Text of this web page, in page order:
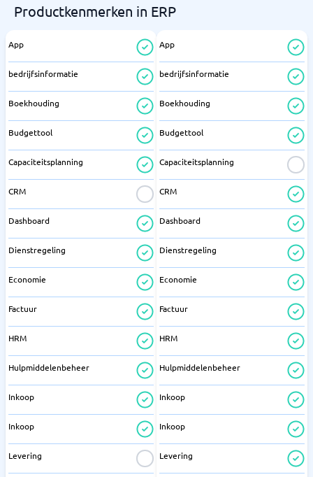
Productkenmerken in ERP
App
bedrijfsinformatie
Boekhouding
Budgettool
Capaciteitsplanning
CRM
Dashboard
Dienstregeling
Economie
Factuur
HRM
Hulpmiddelenbeheer
Inkoop
Inkoop
Levering
App
bedrijfsinformatie
Boekhouding
Budgettool
Capaciteitsplanning
CRM
Dashboard
Dienstregeling
Economie
Factuur
HRM
Hulpmiddelenbeheer
Inkoop
Inkoop
Levering